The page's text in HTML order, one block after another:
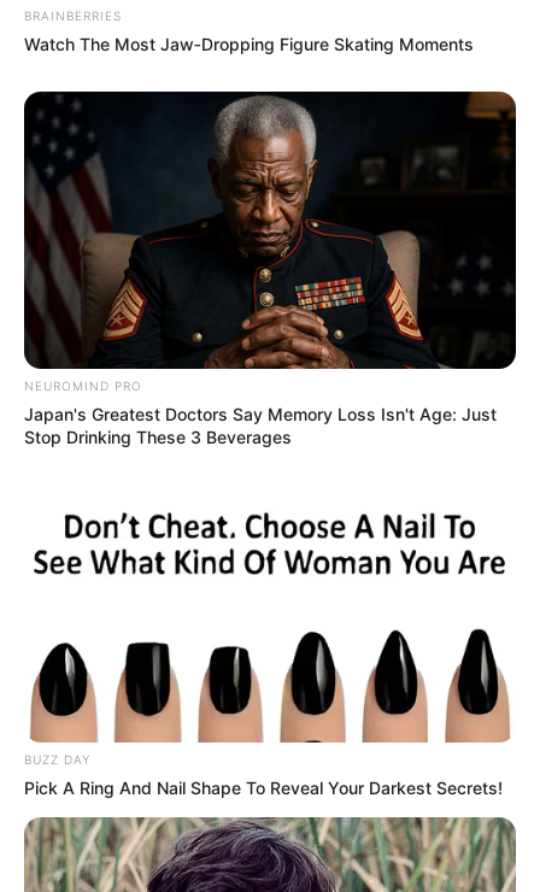
ΣΠΑΜΕ ΤΟ ΜΑΤΡΙΞ – ΤΟ ΒΙΒΛΙΟ
BRAINBERRIES
Watch The Most Jaw‑Dropping Figure Skating Moments
NEUROMIND PRO
Japan's Greatest Doctors Say Memory Loss Isn't Age: Just
Stop Drinking These 3 Beverages
BUZZ DAY
Pick A Ring And Nail Shape To Reveal Your Darkest Secrets!